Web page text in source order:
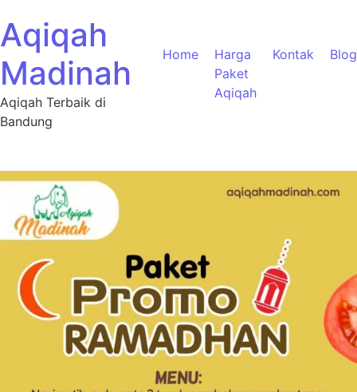
Aqiqah
Madinah
Aqiqah Terbaik di
Bandung
Home
Harga
Paket
Aqiqah
Kontak Blog